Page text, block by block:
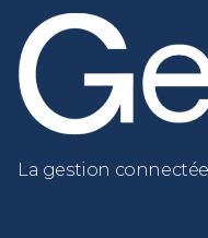
La gestion